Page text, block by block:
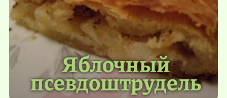
Яблочный
псевдоштрудель